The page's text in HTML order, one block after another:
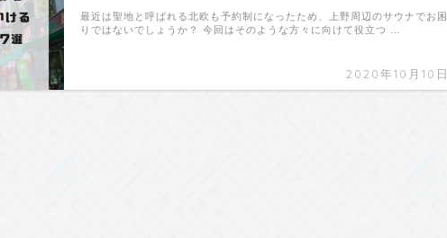
2020年10月10日
最近は聖地と呼ばれる北欧も予約制になったため、上野周辺のサウナでお困
りではないでしょうか？ 今回はそのような方々に向けて役立つ …